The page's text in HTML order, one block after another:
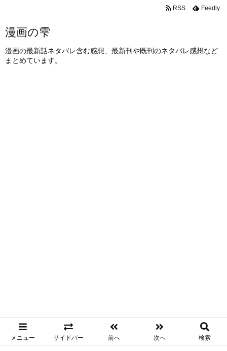
漫画の雫
漫画の最新話ネタバレ含む感想、最新刊や既刊のネタバレ感想など
まとめています。
メニュー サイドバー 前へ 次へ 検索
RSS Feedly